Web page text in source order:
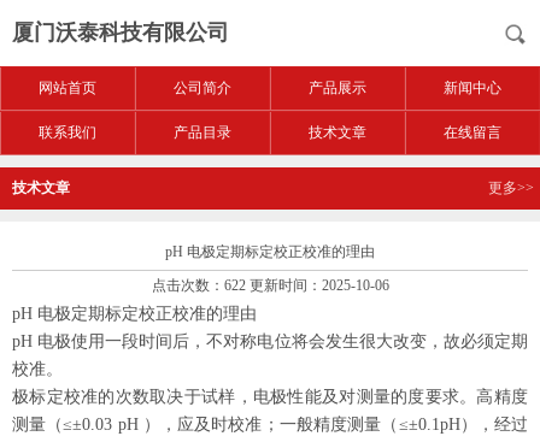
厦门沃泰科技有限公司
网站首页 公司简介 产品展示 新闻中心
联系我们 产品目录 技术文章 在线留言
技术文章 更多>>
pH 电极定期标定校正校准的理由
点击次数：622 更新时间：2025-10-06
pH 电极定期标定校正校准的理由
pH 电极使用一段时间后，不对称电位将会发生很大改变，故必须定期
校准。
极标定校准的次数取决于试样，电极性能及对测量的度要求。高精度
测量（≤±0.03 pH ），应及时校准；一般精度测量（ ≤±0.1pH），经过